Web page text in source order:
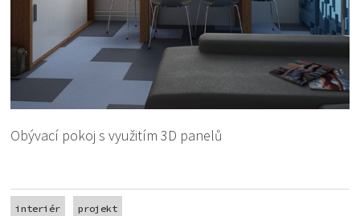
Obývací pokoj s využitím 3D panelů
interiér projekt